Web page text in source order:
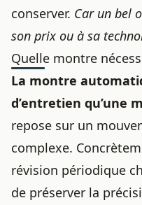
conserver. Car un bel
son prix ou à sa
Quelle montre
La montre
d’entretien qu’une
repose sur un
complexe.
révision périodique
de préserver la